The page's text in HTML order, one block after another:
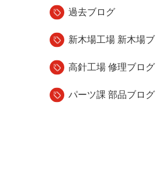
過去ブログ
新木場工場 新木場
高針工場 修理ブログ
パーツ課 部品ブログ